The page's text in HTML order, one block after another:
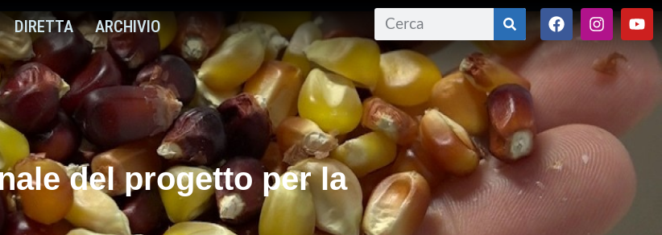
DIRETTA ARCHIVIO
del progetto per la